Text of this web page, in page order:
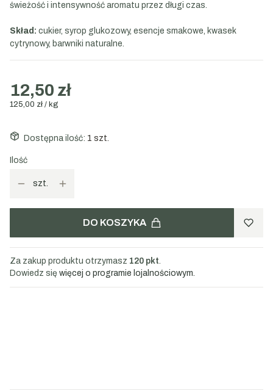
świeżość i intensywność aromatu przez długi czas.
Skład: cukier, syrop glukozowy, esencje smakowe, kwasek
cytrynowy, barwniki naturalne.
12,50 zł
125,00 zł / kg
Dostępna ilość: 1 szt.
Ilość
szt.
DO KOSZYKA
Za zakup produktu otrzymasz 120 pkt.
Dowiedz się więcej o programie lojalnościowym.